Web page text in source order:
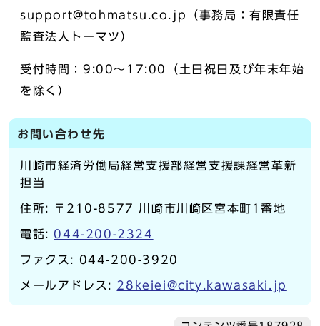
support@tohmatsu.co.jp（事務局：有限責任
監査法人トーマツ）
受付時間：9:00～17:00（土日祝日及び年末年始
を除く）
お問い合わせ先
川崎市経済労働局経営支援部経営支援課経営革新
担当
住所: 〒210-8577 川崎市川崎区宮本町1番地
電話: 044-200-2324
ファクス: 044-200-3920
メールアドレス: 28keiei@city.kawasaki.jp